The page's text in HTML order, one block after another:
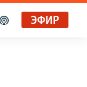
ЭФИР